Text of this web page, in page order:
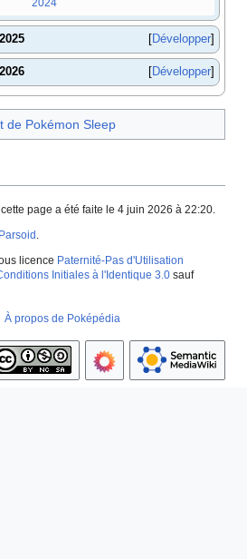
2024
Développer
2025
Développer
2026
de Pokémon Sleep
page a été faite le 4 juin 2026 à 22:20.
Parsoid.
licence Paternité-Pas d'Utilisation
Initiales à l'Identique 3.0 sauf
À propos de Poképédia